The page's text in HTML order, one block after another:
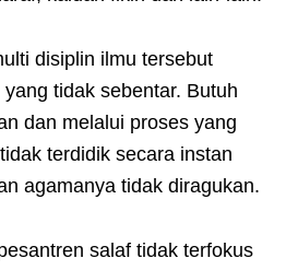
disiplin ilmu tersebut
tidak sebentar. Butuh
dan melalui proses yang
terdidik secara instan
agamanya tidak diragukan.
salaf tidak terfokus